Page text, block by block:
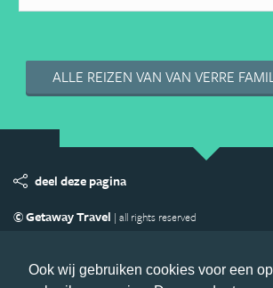
Ook wij gebruiken cookies voor een
ALLE REIZEN VAN VAN VERRE
deel deze pagina
© Getaway Travel | all rights reserved
Copyright
Privacy statement Disclaimer